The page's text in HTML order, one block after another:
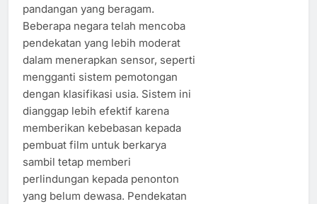
pandangan yang beragam.
Beberapa negara telah mencoba
pendekatan yang lebih moderat
dalam menerapkan sensor, seperti
mengganti sistem pemotongan
dengan klasifikasi usia. Sistem ini
dianggap lebih efektif karena
memberikan kebebasan kepada
pembuat film untuk berkarya
sambil tetap memberi
perlindungan kepada penonton
yang belum dewasa. Pendekatan